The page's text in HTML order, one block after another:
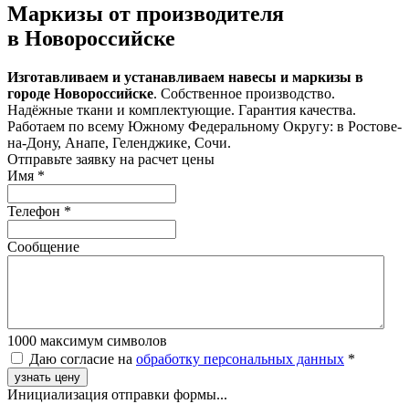
Маркизы от производителя
в Новороссийске
Изготавливаем и устанавливаем навесы и маркизы в
городе Новороссийске. Собственное производство.
Надёжные ткани и комплектующие. Гарантия качества.
Работаем по всему Южному Федеральному Округу: в Ростове-
на-Дону, Анапе, Геленджике, Сочи.
Отправьте заявку на расчет цены
Имя *
Телефон *
Сообщение
1000 максимум символов
Даю согласие на обработку персональных данных *
узнать цену
Инициализация отправки формы...